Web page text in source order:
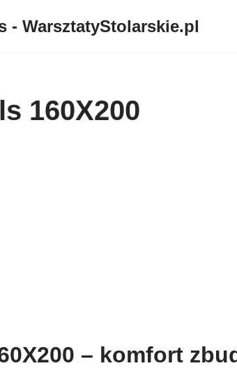
- WarsztatyStolarskie.pl
160X200
– komfort